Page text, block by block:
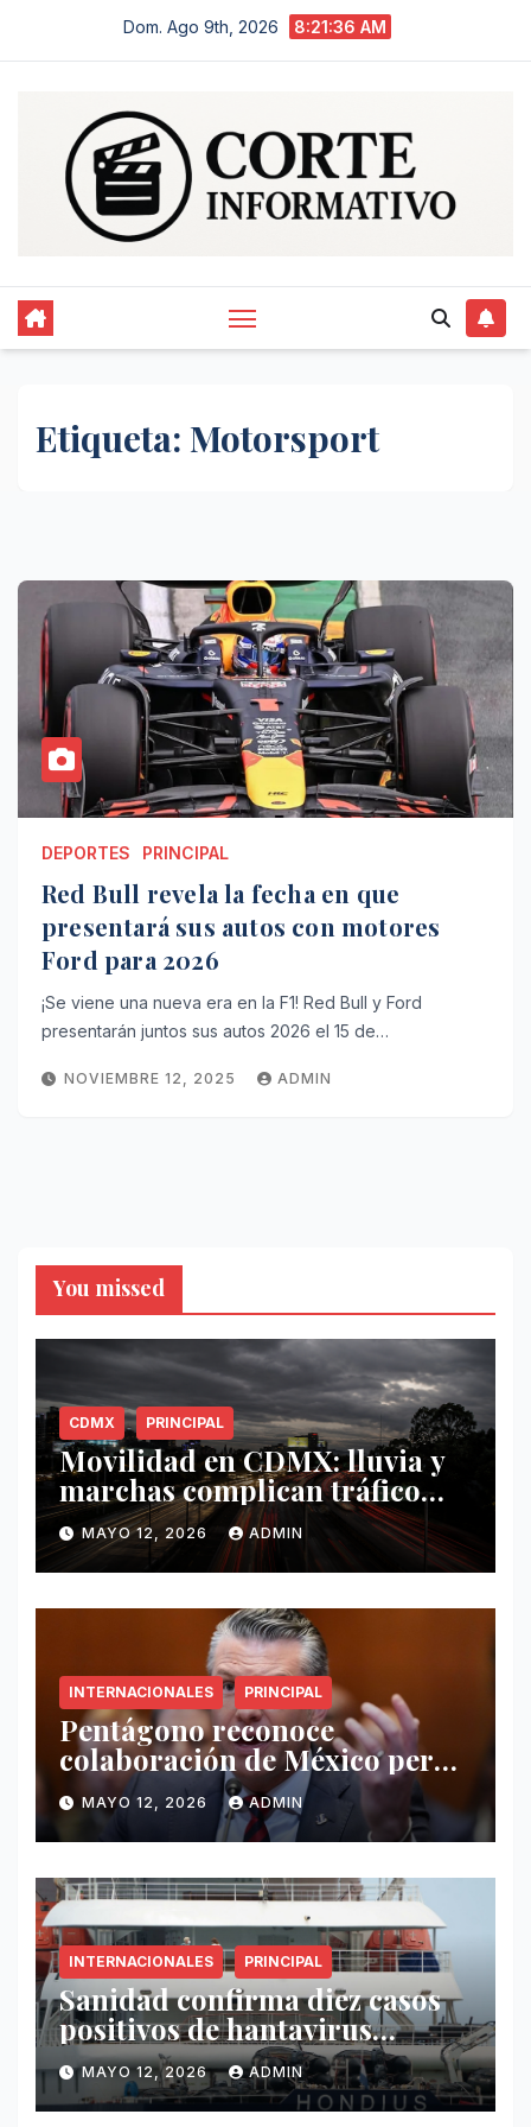
Dom. Ago 9th, 2026 8:21:36 AM
Etiqueta: Motorsport
DEPORTES PRINCIPAL
Red Bull revela la fecha en que
presentará sus autos con motores
Ford para 2026
¡Se viene una nueva era en la F1! Red Bull y Ford
presentarán juntos sus autos 2026 el 15 de…
NOVIEMBRE 12, 2025 ADMIN
You missed
CDMX PRINCIPAL
Movilidad en CDMX: lluvia y
marchas complican tráfico
este 12 de mayo
MAYO 12, 2026 ADMIN
INTERNACIONALES PRINCIPAL
Pentágono reconoce
colaboración de México pero
exige mayor operatividad
antidrogas
MAYO 12, 2026 ADMIN
INTERNACIONALES PRINCIPAL
Sanidad confirma diez casos
positivos de hantavirus
vinculados al crucero MV
Hondius
MAYO 12, 2026 ADMIN